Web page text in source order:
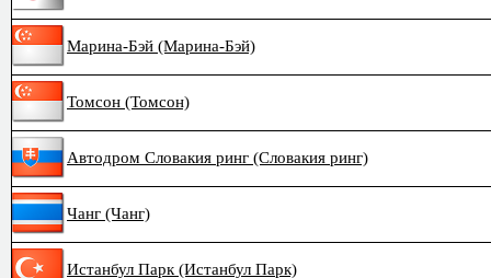
Марина-Бэй (Марина-Бэй)
Томсон (Томсон)
Автодром Словакия ринг (Словакия ринг)
Чанг (Чанг)
Истанбул Парк (Истанбул Парк)